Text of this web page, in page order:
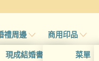
帖
禮周邊
現成結婚書約夾
商用印品
菜單